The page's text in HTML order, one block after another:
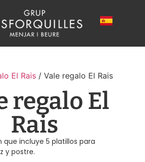
El Rais/ Vale regalo El Rais
regalo El
Rais
incluye 5 platillos para
y postre.